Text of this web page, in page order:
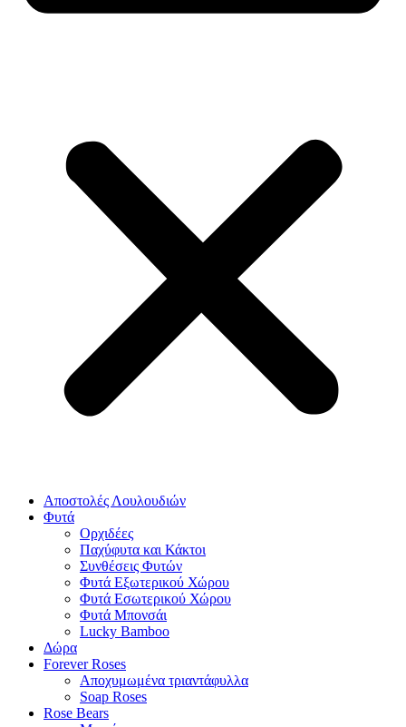
Αποστολές Λουλουδιών
Φυτά
Ορχιδέες
Παχύφυτα και Κάκτοι
Συνθέσεις Φυτών
Φυτά Εξωτερικού Χώρου
Φυτά Εσωτερικού Χώρου
Φυτά Μπονσάι
Lucky Bamboo
Δώρα
Forever Roses
Αποχυμωμένα τριαντάφυλλα
Soap Roses
Rose Βears